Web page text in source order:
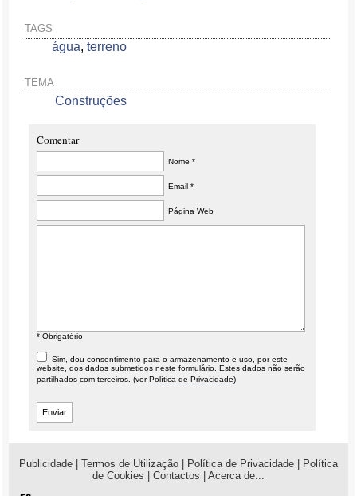
TAGS
água,terreno
TEMA
Construções
Comentar
Nome *
Email *
Página Web
* Obrigatório
Sim, dou consentimento para o armazenamento e uso, por este
website, dos dados submetidos neste formulário. Estes dados não serão
partilhados com terceiros. (verPolítica de Privacidade)
Publicidade Termos de Utilização Política de Privacidade
Política
de Cookies
Contactos Acerca de...